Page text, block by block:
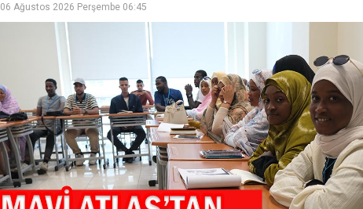
06 Ağustos 2026 Perşembe 06:45